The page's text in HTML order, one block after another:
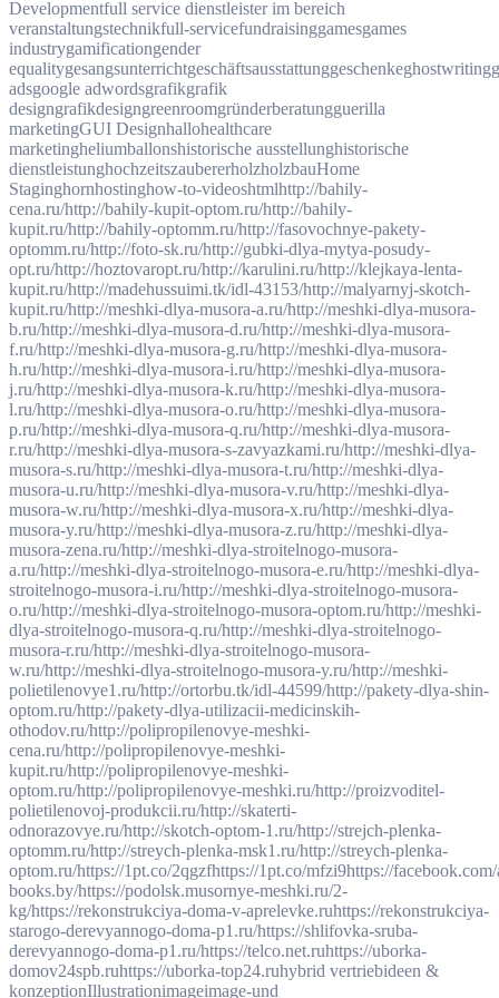
Developmentfull service dienstleister im bereich
veranstaltungstechnikfull-servicefundraisinggamesgames
industrygamificationgender
equalitygesangsunterrichtgeschäftsausstattunggeschenkeghostwriting
adsgoogle adwordsgrafikgrafik
designgrafikdesigngreenroomgründerberatungguerilla
marketingGUI Designhallohealthcare
marketingheliumballonshistorische ausstellunghistorische
dienstleistunghochzeitszaubererholzholzbauHome
Staginghornhostinghow-to-videoshtmlhttp://bahily-
cena.ru/http://bahily-kupit-optom.ru/http://bahily-
kupit.ru/http://bahily-optomm.ru/http://fasovochnye-pakety-
optomm.ru/http://foto-sk.ru/http://gubki-dlya-mytya-posudy-
opt.ru/http://hoztovaropt.ru/http://karulini.ru/http://klejkaya-lenta-
kupit.ru/http://madehussuimi.tk/idl-43153/http://malyarnyj-skotch-
kupit.ru/http://meshki-dlya-musora-a.ru/http://meshki-dlya-musora-
b.ru/http://meshki-dlya-musora-d.ru/http://meshki-dlya-musora-
f.ru/http://meshki-dlya-musora-g.ru/http://meshki-dlya-musora-
h.ru/http://meshki-dlya-musora-i.ru/http://meshki-dlya-musora-
j.ru/http://meshki-dlya-musora-k.ru/http://meshki-dlya-musora-
l.ru/http://meshki-dlya-musora-o.ru/http://meshki-dlya-musora-
p.ru/http://meshki-dlya-musora-q.ru/http://meshki-dlya-musora-
r.ru/http://meshki-dlya-musora-s-zavyazkami.ru/http://meshki-dlya-
musora-s.ru/http://meshki-dlya-musora-t.ru/http://meshki-dlya-
musora-u.ru/http://meshki-dlya-musora-v.ru/http://meshki-dlya-
musora-w.ru/http://meshki-dlya-musora-x.ru/http://meshki-dlya-
musora-y.ru/http://meshki-dlya-musora-z.ru/http://meshki-dlya-
musora-zena.ru/http://meshki-dlya-stroitelnogo-musora-
a.ru/http://meshki-dlya-stroitelnogo-musora-e.ru/http://meshki-dlya-
stroitelnogo-musora-i.ru/http://meshki-dlya-stroitelnogo-musora-
o.ru/http://meshki-dlya-stroitelnogo-musora-optom.ru/http://meshki-
dlya-stroitelnogo-musora-q.ru/http://meshki-dlya-stroitelnogo-
musora-r.ru/http://meshki-dlya-stroitelnogo-musora-
w.ru/http://meshki-dlya-stroitelnogo-musora-y.ru/http://meshki-
polietilenovye1.ru/http://ortorbu.tk/idl-44599/http://pakety-dlya-shin-
optom.ru/http://pakety-dlya-utilizacii-medicinskih-
othodov.ru/http://polipropilenovye-meshki-
cena.ru/http://polipropilenovye-meshki-
kupit.ru/http://polipropilenovye-meshki-
optom.ru/http://polipropilenovye-meshki.ru/http://proizvoditel-
polietilenovoj-produkcii.ru/http://skaterti-
odnorazovye.ru/http://skotch-optom-1.ru/http://strejch-plenka-
optomm.ru/http://streych-plenka-msk1.ru/http://streych-plenka-
optom.ru/https://1pt.co/2qgzfhttps://1pt.co/mfzi9https://
books.by/https://podolsk.musornye-meshki.ru/2-
kg/https://rekonstrukciya-doma-v-aprelevke.ruhttps://rekonstrukciya-
starogo-derevyannogo-doma-p1.ru/https://shlifovka-sruba-
derevyannogo-doma-p1.ru/https://telco.net.ruhttps://uborka-
domov24spb.ruhttps://uborka-top24.ruhybrid vertriebideen &
konzeptionIllustrationimageimage-und